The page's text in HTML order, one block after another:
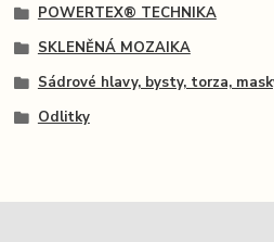
POWERTEX® TECHNIKA
SKLENĚNÁ MOZAIKA
Sádrové hlavy, bysty, torza,
Odlitky